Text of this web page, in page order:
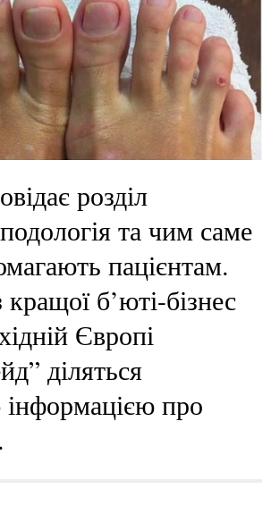
розділ
та чим саме
пацієнтам.
б’юті-бізнес
Європі
діляться
про